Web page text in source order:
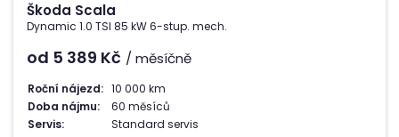
Škoda Scala
Dynamic 1.0 TSI 85 kW 6-stup. mech.
od 5 389 Kč / měsíčně
Roční nájezd: 10 000 km
Doba nájmu:
60 měsíců
Servis:
Standard servis